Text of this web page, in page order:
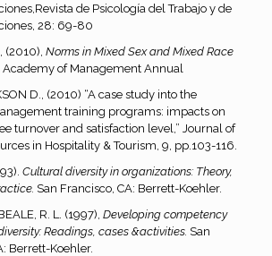
de Psicología del Trabajo y de
28: 69-80
(2010), Norms in Mixed Sex and Mixed Race
Academy of Management Annual
D., (2010) “A case study into the
training programs: impacts on
turnover and satisfaction level,” Journal of
in Hospitality & Tourism, 9, pp.103-116.
Cultural diversity in organizations: Theory,
San Francisco, CA: Berrett-Koehler.
R. L. (1997), Developing competency
Readings, cases &activities. San
Berrett-Koehler.